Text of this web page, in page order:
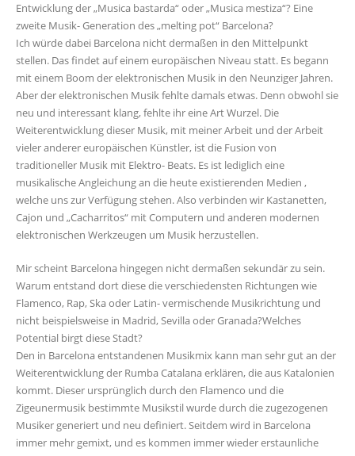
Entwicklung der „Musica bastarda“ oder „Musica mestiza“? Eine
zweite Musik- Generation des „melting pot“ Barcelona?
Ich würde dabei Barcelona nicht dermaßen in den Mittelpunkt
stellen. Das findet auf einem europäischen Niveau statt. Es begann
mit einem Boom der elektronischen Musik in den Neunziger Jahren.
Aber der elektronischen Musik fehlte damals etwas. Denn obwohl sie
neu und interessant klang, fehlte ihr eine Art Wurzel. Die
Weiterentwicklung dieser Musik, mit meiner Arbeit und der Arbeit
vieler anderer europäischen Künstler, ist die Fusion von
traditioneller Musik mit Elektro- Beats. Es ist lediglich eine
musikalische Angleichung an die heute existierenden Medien ,
welche uns zur Verfügung stehen. Also verbinden wir Kastanetten,
Cajon und „Cacharritos“ mit Computern und anderen modernen
elektronischen Werkzeugen um Musik herzustellen.
Mir scheint Barcelona hingegen nicht dermaßen sekundär zu sein.
Warum entstand dort diese die verschiedensten Richtungen wie
Flamenco, Rap, Ska oder Latin- vermischende Musikrichtung und
nicht beispielsweise in Madrid, Sevilla oder Granada?Welches
Potential birgt diese Stadt?
Den in Barcelona entstandenen Musikmix kann man sehr gut an der
Weiterentwicklung der Rumba Catalana erklären, die aus Katalonien
kommt. Dieser ursprünglich durch den Flamenco und die
Zigeunermusik bestimmte Musikstil wurde durch die zugezogenen
Musiker generiert und neu definiert. Seitdem wird in Barcelona
immer mehr gemixt, und es kommen immer wieder erstaunliche